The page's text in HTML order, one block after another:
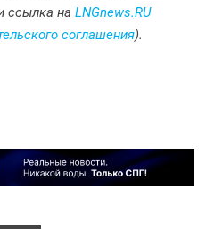
ссылка наLNGnews.RU
соглашения).